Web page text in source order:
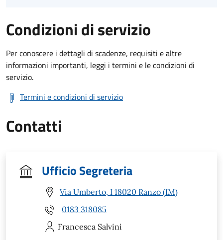
Condizioni di servizio
Per conoscere i dettagli di scadenze, requisiti e altre
informazioni importanti, leggi i termini e le condizioni di
servizio.
Termini e condizioni di servizio
Contatti
Ufficio Segreteria
Via Umberto, I 18020 Ranzo (IM)
0183 318085
Francesca Salvini